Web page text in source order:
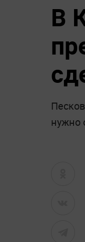
В
нужно